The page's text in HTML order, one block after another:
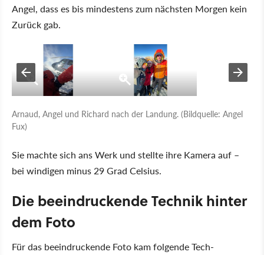
Angel, dass es bis mindestens zum nächsten Morgen kein
Zurück gab.
Arnaud, Angel und Richard nach der Landung. (Bildquelle: Angel
Fux)
Sie machte sich ans Werk und stellte ihre Kamera auf –
bei windigen minus 29 Grad Celsius.
Die beeindruckende Technik hinter
dem Foto
Für das beeindruckende Foto kam folgende Tech-